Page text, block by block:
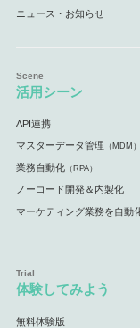
ニュース・お知らせ
活用シーン
API連携
マスターデータ管理 （MDM）
業務自動化（RPA）
ノーコード開発＆内製化
マーケティング業務を自動
体験してみよう
無料体験版